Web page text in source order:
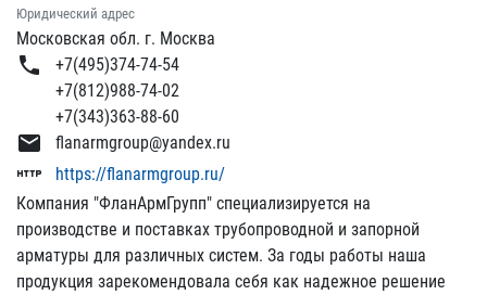
Юридический адрес
Московская обл. г. Москва
phone
+7(495)374-74-54
+7(812)988-74-02
+7(343)363-88-60
email flanarmgroup@yandex.ru
http
https://flanarmgroup.ru/
Компания "ФланАрмГрупп" специализируется на
производстве и поставках трубопроводной и запорной
арматуры для различных систем. За годы работы наша
продукция зарекомендовала себя как надежное решение